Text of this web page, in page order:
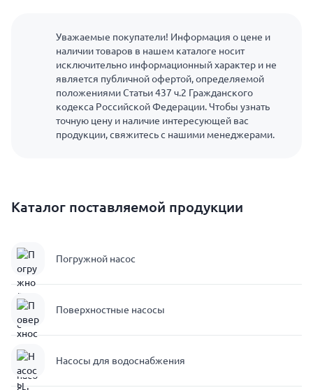
Уважаемые покупатели! Информация о цене и
наличии товаров в нашем каталоге носит
исключительно информационный характер и не
является публичной офертой, определяемой
положениями Статьи 437 ч.2 Гражданского
кодекса Российской Федерации. Чтобы узнать
точную цену и наличие интересующей вас
продукции, свяжитесь с нашими менеджерами.
Каталог поставляемой продукции
Погружной насос
Поверхностные насосы
Насосы для водоснабжения